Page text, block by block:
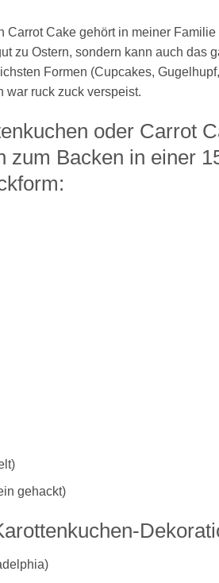
Carrot Cake gehört in meiner
zu Ostern, sondern kann auch das
Formen (Cupcakes,
war ruck zuck verspeist.
oder Carrot
zum Backen in einer
gehackt)